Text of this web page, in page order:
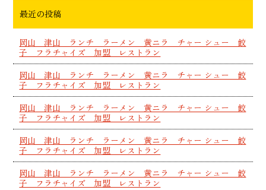
最近の投稿
岡山 津山 ランチ ラーメン 黄ニラ チャー シュー 餃
子 フラチャイズ 加盟 レストラン
岡山 津山 ランチ ラーメン 黄ニラ チャー シュー 餃
子 フラチャイズ 加盟 レストラン
岡山 津山 ランチ ラーメン 黄ニラ チャー シュー 餃
子 フラチャイズ 加盟 レストラン
岡山 津山 ランチ ラーメン 黄ニラ チャー シュー 餃
子 フラチャイズ 加盟 レストラン
岡山 津山 ランチ ラーメン 黄ニラ チャー シュー 餃
子 フラチャイズ 加盟 レストラン